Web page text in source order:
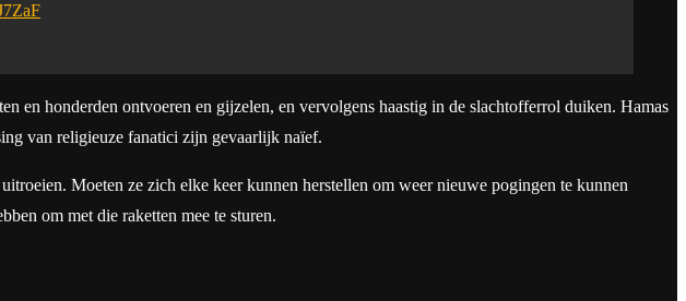
en honderden ontvoeren en gijzelen, en vervolgens haastig in de slachtofferrol duiken. Hamas
van religieuze fanatici zijn gevaarlijk naïef.
Moeten ze zich elke keer kunnen herstellen om weer nieuwe pogingen te kunnen
om met die raketten mee te sturen.